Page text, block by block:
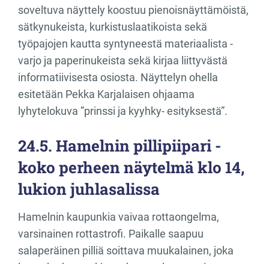
soveltuva näyttely koostuu pienoisnäyttämöistä,
sätkynukeista, kurkistuslaatikoista sekä
työpajojen kautta syntyneestä materiaalista -
varjo ja paperinukeista sekä kirjaa liittyvästä
informatiivisesta osiosta. Näyttelyn ohella
esitetään Pekka Karjalaisen ohjaama
lyhytelokuva ”prinssi ja kyyhky- esityksestä”.
24.5. Hamelnin pillipiipari -
koko perheen näytelmä klo 14,
lukion juhlasalissa
Hamelnin kaupunkia vaivaa rottaongelma,
varsinainen rottastrofi. Paikalle saapuu
salaperäinen pilliä soittava muukalainen, joka